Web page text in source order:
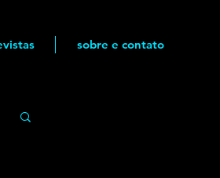
sobre e contato